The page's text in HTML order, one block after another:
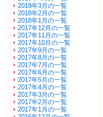
2018年3月の一覧
2018年2月の一覧
2018年1月の一覧
2017年12月の一覧
2017年11月の一覧
2017年10月の一覧
2017年9月の一覧
2017年8月の一覧
2017年7月の一覧
2017年6月の一覧
2017年5月の一覧
2017年4月の一覧
2017年3月の一覧
2017年2月の一覧
2017年1月の一覧